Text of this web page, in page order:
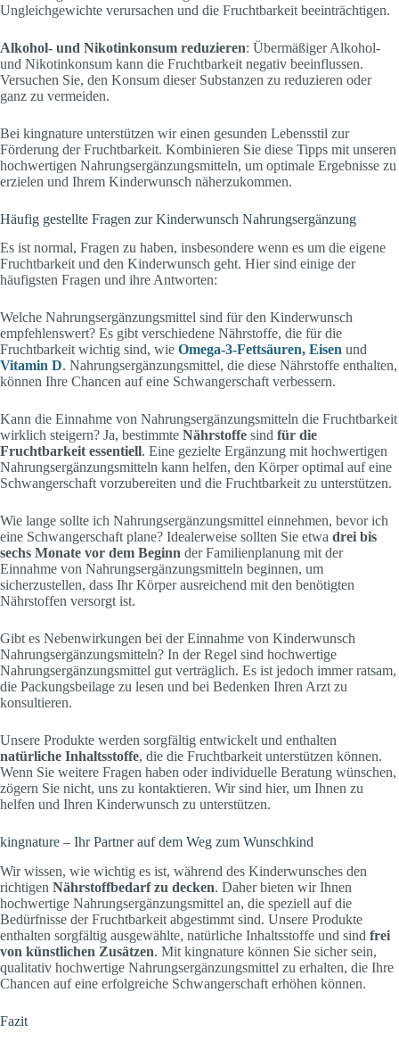
Ungleichgewichte verursachen und die Fruchtbarkeit beeinträchtigen.
Alkohol- und Nikotinkonsum reduzieren: Übermäßiger Alkohol-
und Nikotinkonsum kann die Fruchtbarkeit negativ beeinflussen.
Versuchen Sie, den Konsum dieser Substanzen zu reduzieren oder
ganz zu vermeiden.
Bei kingnature unterstützen wir einen gesunden Lebensstil zur
Förderung der Fruchtbarkeit. Kombinieren Sie diese Tipps mit unseren
hochwertigen Nahrungsergänzungsmitteln, um optimale Ergebnisse zu
erzielen und Ihrem Kinderwunsch näherzukommen.
Häufig gestellte Fragen zur Kinderwunsch Nahrungsergänzung
Es ist normal, Fragen zu haben, insbesondere wenn es um die eigene
Fruchtbarkeit und den Kinderwunsch geht. Hier sind einige der
häufigsten Fragen und ihre Antworten:
Welche Nahrungsergänzungsmittel sind für den Kinderwunsch
empfehlenswert? Es gibt verschiedene Nährstoffe, die für die
Fruchtbarkeit wichtig sind, wie Omega-3-Fettsäuren, Eisen und
Vitamin D. Nahrungsergänzungsmittel, die diese Nährstoffe enthalten,
können Ihre Chancen auf eine Schwangerschaft verbessern.
Kann die Einnahme von Nahrungsergänzungsmitteln die Fruchtbarkeit
wirklich steigern? Ja, bestimmte Nährstoffe sind für die
Fruchtbarkeit essentiell. Eine gezielte Ergänzung mit hochwertigen
Nahrungsergänzungsmitteln kann helfen, den Körper optimal auf eine
Schwangerschaft vorzubereiten und die Fruchtbarkeit zu unterstützen.
Wie lange sollte ich Nahrungsergänzungsmittel einnehmen, bevor ich
eine Schwangerschaft plane? Idealerweise sollten Sie etwa drei bis
sechs Monate vor dem Beginn der Familienplanung mit der
Einnahme von Nahrungsergänzungsmitteln beginnen, um
sicherzustellen, dass Ihr Körper ausreichend mit den benötigten
Nährstoffen versorgt ist.
Gibt es Nebenwirkungen bei der Einnahme von Kinderwunsch
Nahrungsergänzungsmitteln? In der Regel sind hochwertige
Nahrungsergänzungsmittel gut verträglich. Es ist jedoch immer ratsam,
die Packungsbeilage zu lesen und bei Bedenken Ihren Arzt zu
konsultieren.
Unsere Produkte werden sorgfältig entwickelt und enthalten
natürliche Inhaltsstoffe, die die Fruchtbarkeit unterstützen können.
Wenn Sie weitere Fragen haben oder individuelle Beratung wünschen,
zögern Sie nicht, uns zu kontaktieren. Wir sind hier, um Ihnen zu
helfen und Ihren Kinderwunsch zu unterstützen.
kingnature – Ihr Partner auf dem Weg zum Wunschkind
Wir wissen, wie wichtig es ist, während des Kinderwunsches den
richtigen Nährstoffbedarf zu decken. Daher bieten wir Ihnen
hochwertige Nahrungsergänzungsmittel an, die speziell auf die
Bedürfnisse der Fruchtbarkeit abgestimmt sind. Unsere Produkte
enthalten sorgfältig ausgewählte, natürliche Inhaltsstoffe und sind frei
von künstlichen Zusätzen. Mit kingnature können Sie sicher sein,
qualitativ hochwertige Nahrungsergänzungsmittel zu erhalten, die Ihre
Chancen auf eine erfolgreiche Schwangerschaft erhöhen können.
Fazit